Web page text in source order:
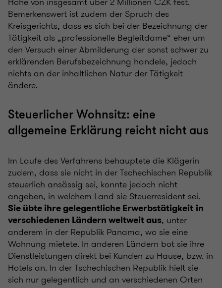
Bemerkenswert ist zudem der Spruch des
Kreisgerichts, dass es sich bei der Bezeichnung der
Tätigkeit als „professionelle Begleitdame“ eher um
den Versuch einer Abmilderung der sonst schwer zu
erklärenden Berufsbezeichnung handele, jedoch
nichts an der inhaltlichen Natur der Tätigkeit
ändere.
Steuerlicher Wohnsitz: eine
allgemeine Erklärung reicht nicht aus
Im Laufe des Verfahrens behauptete die Klägerin
zudem, dass sie nicht in der Tschechischen Republik
steuerlich ansässig sei, konnte jedoch nicht
angeben, in welchem ​​Land sie Steuerresident sei.
Sie übte ihre gelegentliche Erwerbstätigkeit in
verschiedenen Ländern weltweit aus, unter
anderem in der Republik Panama, wo sie eine
Wohnung mietete. In anderen Ländern bot sie ihre
Dienstleistungen direkt bei Kunden zu Hause, bzw. in
Hotels an. In der Tschechischen Republik hielt sie
sich nur gelegentlich und an verschiedenen Orten